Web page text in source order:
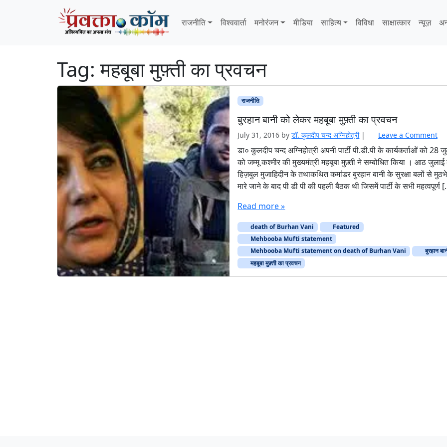
राजनीति
विश्ववार्ता मनोरंजन मीडिया साहित्‍य विविधा साक्षात्‍कार न्यूज़
Tag:महबूबा मुफ़्ती का प्रवचन
राजनीति
बुरहान बानी को लेकर महबूबा मुफ़्ती का प्रवचन
July 31, 2016 byडॉ. कुलदीप चन्‍द अग्निहोत्री | Leave a Comment
डा० कुलदीप चन्द अग्निहोत्री अपनी पार्टी पी.डी.पी के कार्यकर्ताओं को 28
को जम्मू कश्मीर की मुख्यमंत्री महबूबा मुफ़्ती ने सम्बोधित किया । आठ जुलाई
हिज़बुल मुजाहिदीन के तथाकथित कमांडर बुरहान बानी के सुरक्षा बलों से
मारे जाने के बाद पी डी पी की पहली बैठक थी जिसमें पार्टी के सभी महत्वपूर्ण
Read more »
death of Burhan Vani
Featured
Mehbooba Mufti statement
Mehbooba Mufti statement on death of Burhan Vani
बुरहान
महबूबा मुफ़्ती का प्रवचन